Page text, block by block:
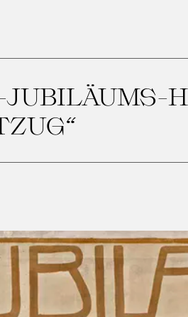
JUBILÄUMS-